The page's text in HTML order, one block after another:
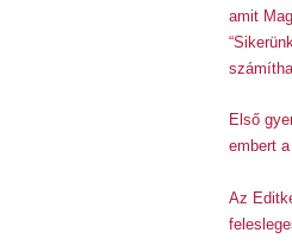
amit
Első
embert
Az